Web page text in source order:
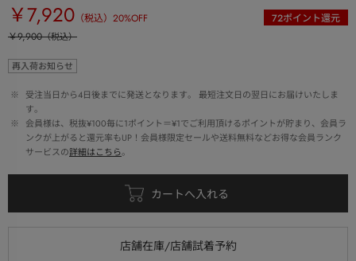
￥7,920 （税込） 20%OFF 72ポイント還元
￥9,900（税込）
再入荷お知らせ
※
受注当日から4日後までに発送となります。 最短注文日の翌日にお届けいたしま
す。
※
会員様は、税抜¥100毎に1ポイント＝¥1でご利用頂けるポイントが貯まり、会員ラ
ンクが上がると還元率もUP！会員様限定セールや送料無料などお得な会員ランク
サービスの詳細はこちら。